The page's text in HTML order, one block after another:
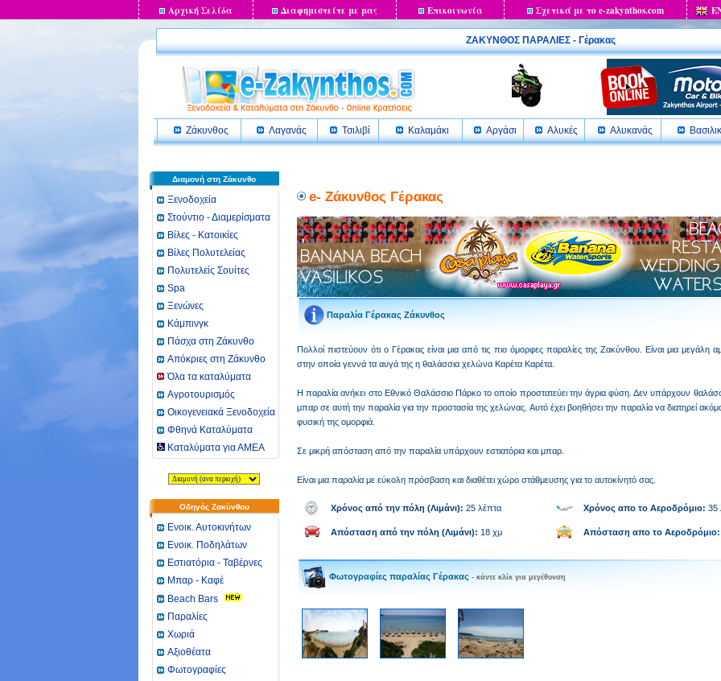
Αρχική Σελίδα Διαφημιστείτε με μας Επικοινωνία Σχετικά με το e-zakynthos.com
ΖΑΚΥΝΘΟΣ ΠΑΡΑΛΙΕΣ - Γέρακας
Ζάκυνθος Λαγανάς Τσιλιβί Καλαμάκι Αργάσι Αλυκές Αλυκανάς
Διαμονή στη Ζάκυνθο
Ξενοδοχεία
Στούντιο - Διαμερίσματα
Βίλες - Κατοικίες
Βίλες Πολυτελείας
Πολυτελείς Σουίτες
Spa
Ξενώνες
Κάμπινγκ
Πάσχα στη Ζάκυνθο
Απόκριες στη Ζάκυνθο
Όλα τα καταλύματα
Αγροτουρισμός
Οικογενειακά Ξενοδοχεία
Φθηνά Καταλύματα
Καταλύματα για ΑΜΕΑ
Οδηγός Ζακύνθου
Ενοικ. Αυτοκινήτων
Ενοικ. Ποδηλάτων
Εστιατόρια - Ταβέρνες
Μπαρ - Καφέ
Beach Bars
Παραλίες
Χωριά
Αξιοθέατα
Φωτογραφίες
e- Ζάκυνθος Γέρακας
Παραλία Γέρακας Ζάκυνθος
Πολλοί πιστεύουν ότι ο Γέρακας είναι μια από τις πιο όμορφες παραλίες της Ζακύνθου. Είναι μια μεγάλη
στην οποία γεννά τα αυγά της η θαλάσσια χελώνα Καρέτα Καρέτα.
Η παραλία ανήκει στο Εθνικό Θαλάσσιο Πάρκο το οποίο προστατεύει την άγρια φύση. Δεν υπάρχουν
μπαρ σε αυτή την παραλία για την προστασία της χελώνας. Αυτό έχει βοηθήσει την παραλία να διατηρεί
φυσική της ομορφιά.
Σε μικρή απόσταση από την παραλία υπάρχουν εστιατόρια και μπαρ.
Είναι μια παραλία με εύκολη πρόσβαση και διαθέτει χώρο στάθμευσης για το αυτοκίνητό σας.
Χρόνος από την πόλη (Λιμάνι): 25 λέπτα Χρόνος απο το Αεροδρόμιο: 35
Απόσταση από την πόλη (Λιμάνι): 18 χμ Απόσταση απο το Αεροδρόμιο:
Φωτογραφίες παραλίας Γέρακας - κάντε κλίκ για μεγέθυνση